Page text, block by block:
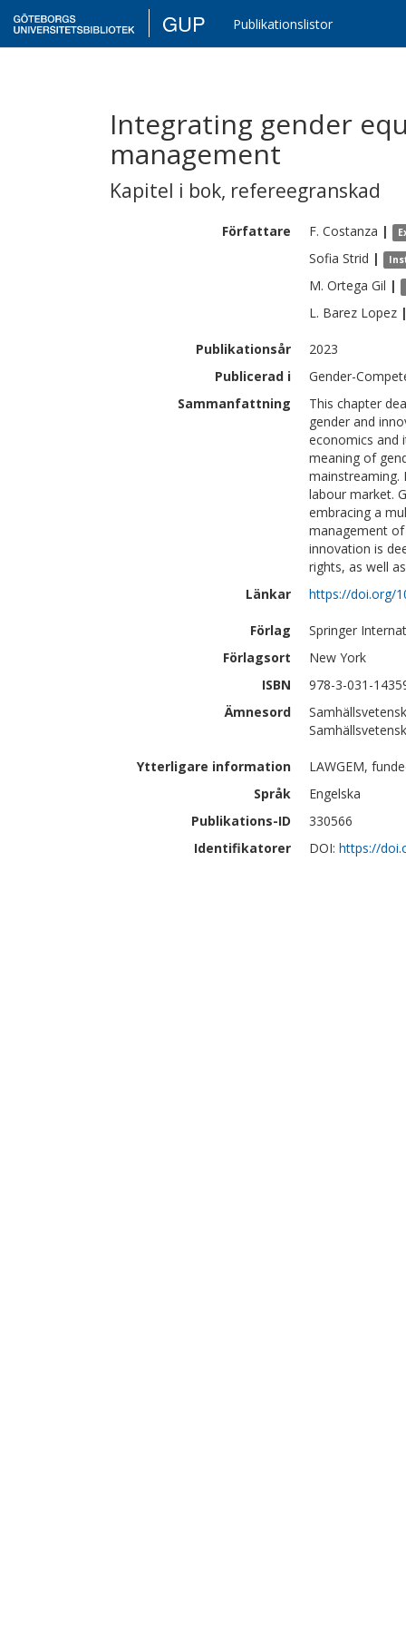
GUP Publikationslistor
Integrating gender
management
Kapitel i bok, refereegranskad
Författare F. Costanza |
Sofia Strid |
M. Ortega Gil |
L. Barez Lopez
Publikationsår
2023
Publicerad i
Gender-
Sammanfattning
This chapter
gender and
economics and
meaning of
mainstreaming.
labour market.
embracing a
management of
innovation is
rights, as well
Länkar
https://doi.org/
Förlag
Springer
Förlagsort
New York
ISBN
978-3-031-
Ämnesord
Ytterligare information
LAWGEM,
Språk
Engelska
Publikations-ID
330566
Identifikatorer
DOI: https://